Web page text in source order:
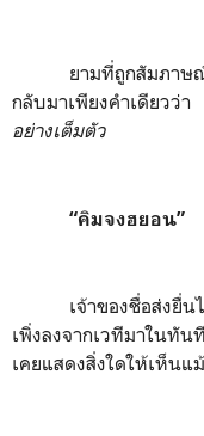
ยามที่ถูกสัมภาษ
กลับมาเพียงคำเดียวว่
อย่างเต็มตัว
“คิมจงฮยอน”
เจ้าของชื่อส่งยื่
เพิ่งลงจากเวทีมาในทั
เคยแสดงสิ่งใดให้เห็นแ